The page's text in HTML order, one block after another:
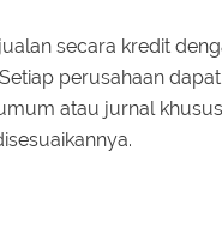
secara kredit
perusahaan
atau jurnal